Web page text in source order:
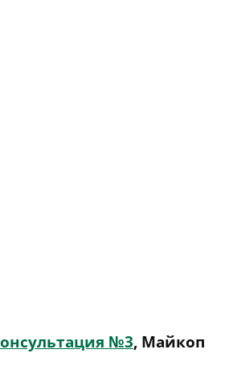
№3, Майкоп